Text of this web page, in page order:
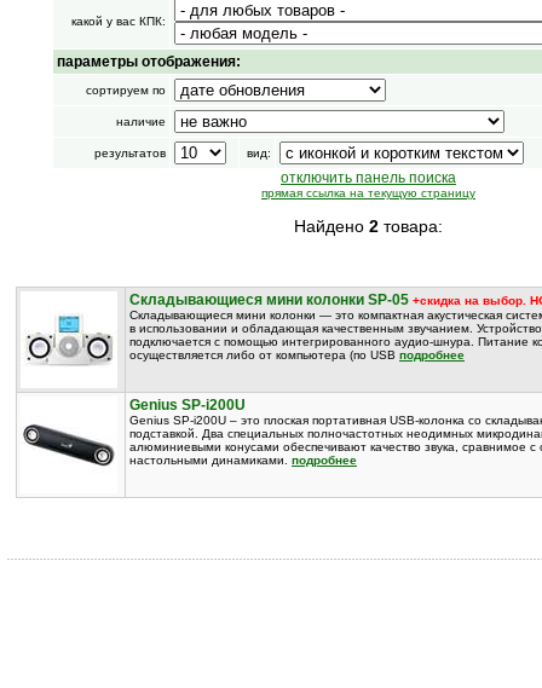
какой у вас КПК:
параметры отображения:
сортируем по
наличие
результатов вид:
отключить панель поиска
прямая ссылка на текущую страницу
Найдено 2 товара:
Складывающиеся мини колонки SP-05 +скидка на выбор.
Складывающиеся мини колонки — это компактная акустическая
в использовании и обладающая качественным звучанием. Устройство
подключается с помощью интегрированного аудио-шнура. Питание
осуществляется либо от компьютера (по USB подробнее
Genius SP-i200U
Genius SP-i200U – это плоская портативная USB-колонка со
подставкой. Два специальных полночастотных неодимных
алюминиевыми конусами обеспечивают качество звука, сравнимое
настольными динамиками. подробнее